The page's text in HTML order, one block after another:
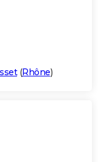
(Rhône)